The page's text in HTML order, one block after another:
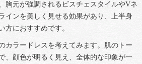
胸元が強調されるビスチェスタイルやVネ
インを美しく見せる効果があり、上半身
方におすすめです。
カラードレスを考えてみます。肌のトー
、顔色が明るく見え、全体的な印象が一